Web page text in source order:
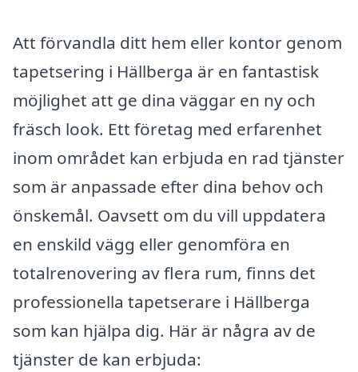
Att förvandla ditt hem eller kontor genom
tapetsering i Hällberga är en fantastisk
möjlighet att ge dina väggar en ny och
fräsch look. Ett företag med erfarenhet
inom området kan erbjuda en rad tjänster
som är anpassade efter dina behov och
önskemål. Oavsett om du vill uppdatera
en enskild vägg eller genomföra en
totalrenovering av flera rum, finns det
professionella tapetserare i Hällberga
som kan hjälpa dig. Här är några av de
tjänster de kan erbjuda: